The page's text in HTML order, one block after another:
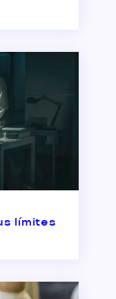
límites